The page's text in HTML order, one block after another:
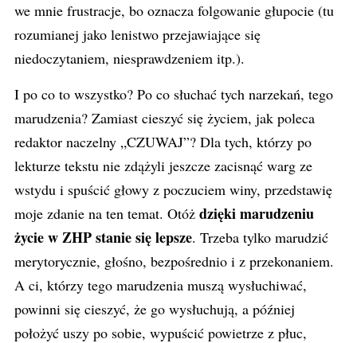
we mnie frustracje, bo oznacza folgowanie głupocie (tu
rozumianej jako lenistwo przejawiające się
niedoczytaniem, niesprawdzeniem itp.).
I po co to wszystko? Po co słuchać tych narzekań, tego
marudzenia? Zamiast cieszyć się życiem, jak poleca
redaktor naczelny „CZUWAJ”? Dla tych, którzy po
lekturze tekstu nie zdążyli jeszcze zacisnąć warg ze
wstydu i spuścić głowy z poczuciem winy, przedstawię
moje zdanie na ten temat. Otóż dzięki marudzeniu
życie w ZHP stanie się lepsze. Trzeba tylko marudzić
merytorycznie, głośno, bezpośrednio i z przekonaniem.
A ci, którzy tego marudzenia muszą wysłuchiwać,
powinni się cieszyć, że go wysłuchują, a później
położyć uszy po sobie, wypuścić powietrze z płuc,